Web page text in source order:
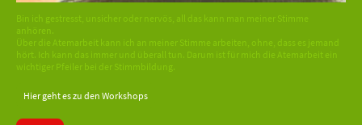
Bin ich gestresst, unsicher oder nervös, all das kann man meiner Stimme
anhören.
Über die Atemarbeit kann ich an meiner Stimme arbeiten, ohne, dass es jemand
hört. Ich kann das immer und überall tun. Darum ist für mich die Atemarbeit ein
wichtiger Pfeiler bei der Stimmbildung.
Hier geht es zu den Workshops